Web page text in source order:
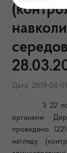
Дата: 2019-04-01
З 22 по 28
органами
проведено
нагляду